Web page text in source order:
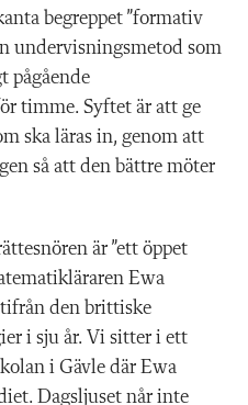
begreppet ”formativ
undervisningsmetod som
pågående
timme. Syftet är att ge
ska läras in, genom att
så att den bättre möter
är ”ett öppet
Ewa
den brittiske
i sju år. Vi sitter i ett
i Gävle där Ewa
Dagsljuset når inte